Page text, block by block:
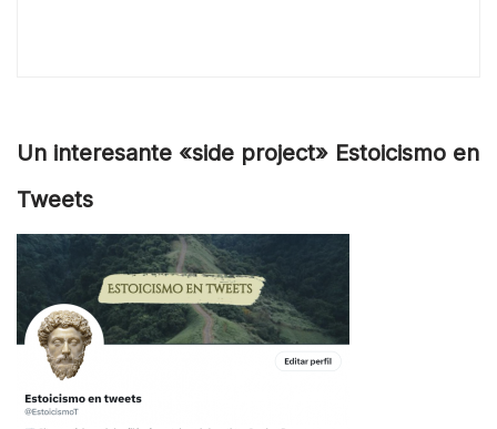
Un interesante «side project» Estoicismo en
Tweets